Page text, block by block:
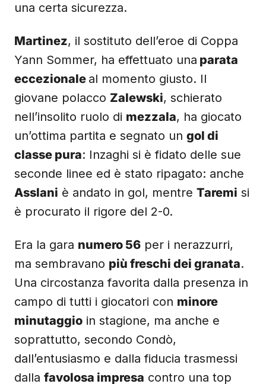
una certa sicurezza.
Martinez, il sostituto dell’eroe di Coppa
Yann Sommer, ha effettuato una parata
eccezionale al momento giusto. Il
giovane polacco Zalewski, schierato
nell’insolito ruolo di mezzala, ha giocato
un’ottima partita e segnato un gol di
classe pura: Inzaghi si è fidato delle sue
seconde linee ed è stato ripagato: anche
Asslani è andato in gol, mentre Taremi si
è procurato il rigore del 2-0.
Era la gara numero 56 per i nerazzurri,
ma sembravano più freschi dei granata.
Una circostanza favorita dalla presenza in
campo di tutti i giocatori con minore
minutaggio in stagione, ma anche e
soprattutto, secondo Condò,
dall’entusiasmo e dalla fiducia trasmessi
dalla favolosa impresa contro una top